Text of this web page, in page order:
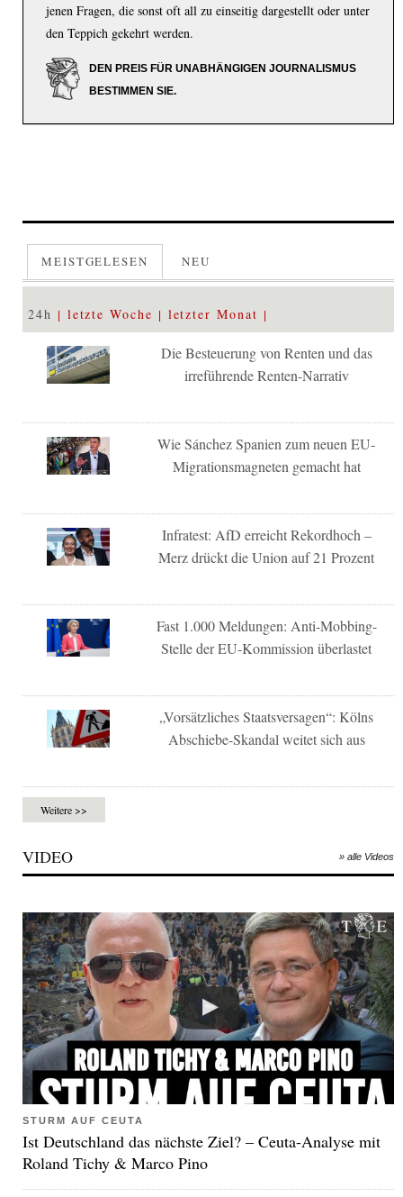
jenen Fragen, die sonst oft all zu einseitig dargestellt oder unter
den Teppich gekehrt werden.
DEN PREIS FÜR UNABHÄNGIGEN JOURNALISMUS
BESTIMMEN SIE.
MEISTGELESEN NEU
24h letzte Woche letzter Monat
Die Besteuerung von Renten und das
irreführende Renten-Narrativ
Wie Sánchez Spanien zum neuen EU-
Migrationsmagneten gemacht hat
Infratest: AfD erreicht Rekordhoch –
Merz drückt die Union auf 21 Prozent
Fast 1.000 Meldungen: Anti-Mobbing-
Stelle der EU-Kommission überlastet
„Vorsätzliches Staatsversagen“: Kölns
Abschiebe-Skandal weitet sich aus
Weitere >>
VIDEO » alle Videos
STURM AUF CEUTA
Ist Deutschland das nächste Ziel? – Ceuta-Analyse mit
Roland Tichy & Marco Pino